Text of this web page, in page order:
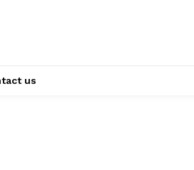
us